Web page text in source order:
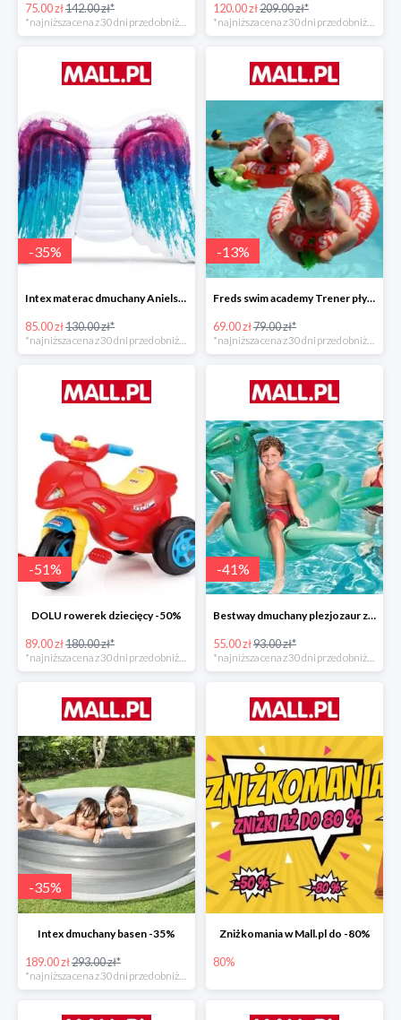
75.00 zł142.00 zł*
*najniższa cena z 30 dni przed obniżką
120.00 zł209.00 zł*
*najniższa cena z 30 dni przed obniżką
-35%
Intex materac dmuchany Anielskie skrzydła -34%
85.00 zł130.00 zł*
-13%
Freds swim academy Trener pływania
69.00 zł79.00 zł*
-51%
DOLU rowerek dziecięcy -50%
89.00 zł180.00 zł*
*najniższa cena z 30 dni przed obniżką
-41%
Bestway dmuchany plezjozaur z uchwytami -40%
55.00 zł93.00 zł*
*najniższa cena z 30 dni przed obniżką
-35%
Intex dmuchany basen -35%
189.00 zł293.00 zł*
Zniżkomania w Mall.pl do -80%
80%